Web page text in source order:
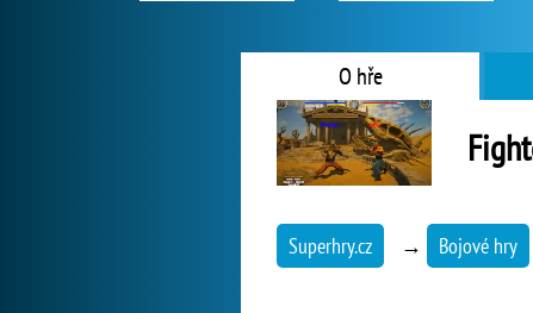
O hře
Superhry.cz → Bojové hry